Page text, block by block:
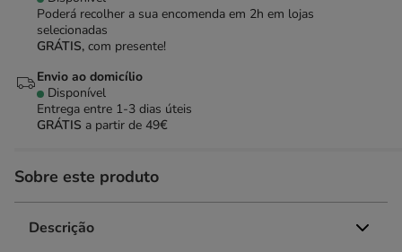
Poderá recolher a sua encomenda em 2h em lojas
selecionadas
GRÁTIS, com presente!
Envio ao domicílio
Disponível
Entrega entre 1-3 dias úteis
GRÁTIS a partir de 49€
Sobre este produto
Descrição